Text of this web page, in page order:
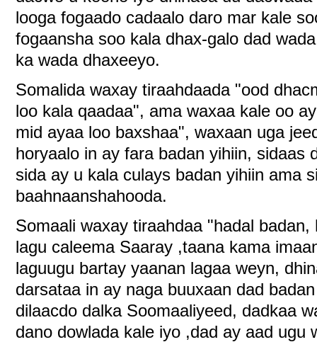
looga fogaado cadaalo daro mar kale
fogaansha soo kala dhax-galo dad
ka wada dhaxeeyo.
Somalida waxay tiraahdaada "ood
loo kala qaadaa", ama waxaa kale oo
mid ayaa loo baxshaa", waxaan uga
horyaalo in ay fara badan yihiin, sidaas
sida ay u kala culays badan yihiin ama
baahnaanshahooda.
Somaali waxay tiraahdaa "hadal
lagu caleema Saaray ,taana kama
laguugu bartay yaanan lagaa weyn,
darsataa in ay naga buuxaan dad
dilaacdo dalka Soomaaliyeed, dadkaa
dano dowlada kale iyo ,dad ay aad ugu